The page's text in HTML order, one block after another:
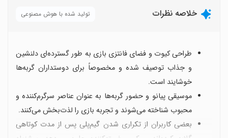
خلاصه نظرات تولید شده با هوش مصنوعی
طراحی کیوت و فضای فانتزی بازی به طور گسترده‌ای دلنشین
و جذاب توصیف شده و مخصوصاً برای دوستداران گربه‌ها
خوشایند است.
موسیقی پیانو و حضور گربه‌ها به عنوان عناصر سرگرم‌کننده و
محبوب شناخته می‌شوند و تجربه بازی را لذت‌بخش می‌کنند.
بعضی کاربران از تکراری شدن گیم‌پلی پس از مدت کوتاهی